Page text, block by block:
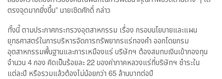
ตรงจุดมากยิ่งขึ้น” นายเชิดศักดิ์ กล่าว
ทั้งนี้ ตามประกาศกระทรวงอุตสาหกรรม เรื่อง กรอบนโยบายและแผน
ยุทธศาสตร์ในการบริหารจัดการทรัพยากรแร่ทองคํา ออกโดยกรม
อุตสาหกรรมพื้นฐานและการเหมืองแร่ บริษัทฯ ต้องสมทบเงินเข้ากองทุน
จำนวน 4 กอง คิดเป็นร้อยละ 22 ของค่าภาคหลวงแร่ที่บริษัทฯ ชำระใน
แต่ละปี หรือรวมแล้วต้องไม่น้อยกว่า 65 ล้านบาทต่อปี